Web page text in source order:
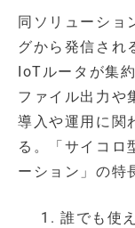
同ソリューショ
グから発信され
IoTルータが集
ファイル出力や
導入や運用に関
る。「サイコロ
ーション」の特
誰でも使